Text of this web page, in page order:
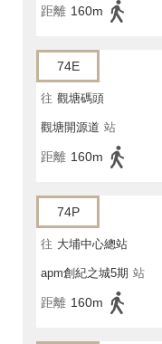
距離 160m
74E
往 觀塘碼頭
觀塘開源道 站
距離 160m
74P
往 大埔中心總站
apm創紀之城5期 站
距離 160m